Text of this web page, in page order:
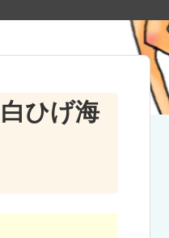
ひげ海